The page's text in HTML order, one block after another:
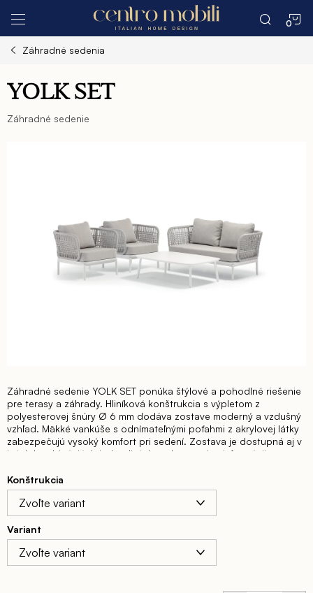
Záhradné sedenia
YOLK SET
Záhradné sedenie
Záhradné sedenie YOLK SET ponúka štýlové a pohodlné riešenie
pre terasy a záhrady. Hliníková konštrukcia s výpletom z
polyesterovej šnúry Ø 6 mm dodáva zostave moderný a vzdušný
vzhľad. Mäkké vankúše s odnímateľnými poťahmi z akrylovej látky
zabezpečujú vysoký komfort pri sedení. Zostava je dostupná aj v
iných kombináciách jednotlivých prvkov – viac informácií na
Záhradný set YOLK obsahuje: diván + 2 x kreslo + stolík
VENICE.
Konštrukcia
Variant